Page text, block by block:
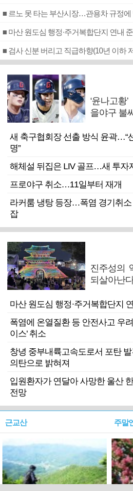
■ 르노 못 타는 부산시장…관용차 규정에
■ 마산 원도심 행정·주거복합단지 연내
‘윤나고
을야구 불
새 축구협회장 선출 방식 윤곽…“
명”
해체설 뒤집은 LIV 골프…새 투자
프로야구 취소…11일부터 재개
라커룸 냉탕 등장…폭염 경기취소
잡
진주성의
되살아난
마산 원도심 행정·주거복합단지
폭염에 온열질환 등 안전사고 우
이스' 취소
창녕 중부내륙고속도로서 포탄
의탄으로 밝혀져
입원환자가 연달아 사망한 울산
전망
근교산 주말